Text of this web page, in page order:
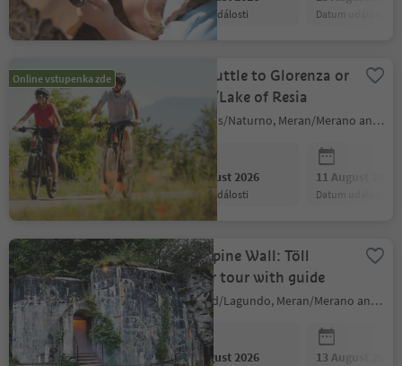
datum události datum události
Online vstupenka zde
Bikeshuttle to Glorenza or
Curon/Lake of Resia
Naturns/Naturno, Meran/Merano and environs
06 August 2026
datum události
11 August 2026
datum události
The Alpine Wall: Töll
bunker tour with guide
Algund/Lagundo, Meran/Merano and environs
06 August 2026 13 August 2026